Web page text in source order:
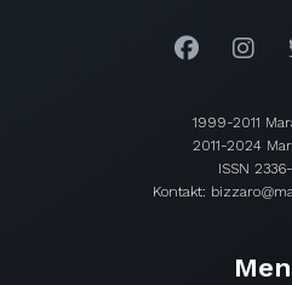
1999-2011
2011-2024
ISSN
Kontakt: